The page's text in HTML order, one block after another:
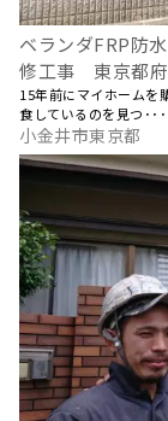
ベランダFRP防
修工事 東京都
15年前にマイホームを
食しているのを見つ･･･
小金井市東京都